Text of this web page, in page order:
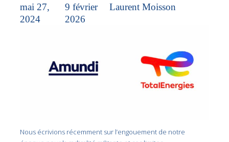
mai 27,
2024
9 février
2026
Laurent Moisson
Nous écrivions récemment sur l’engouement de notre